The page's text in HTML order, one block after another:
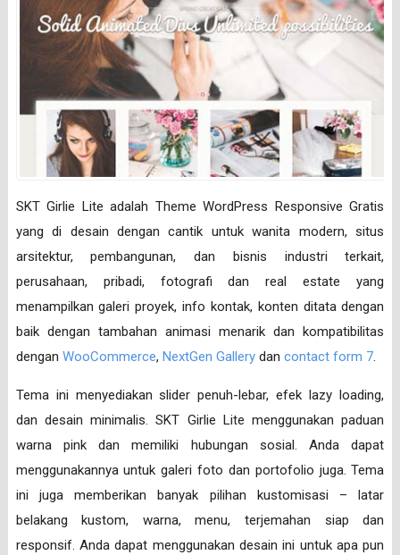
SKT Girlie Lite adalah Theme WordPress Responsive Gratis
yang di desain dengan cantik untuk wanita modern, situs
arsitektur, pembangunan, dan bisnis industri terkait,
perusahaan, pribadi, fotografi dan real estate yang
menampilkan galeri proyek, info kontak, konten ditata dengan
baik dengan tambahan animasi menarik dan kompatibilitas
dengan WooCommerce, NextGen Gallerydan contact form 7.
Tema ini menyediakan slider penuh-lebar, efek lazy loading,
dan desain minimalis. SKT Girlie Lite menggunakan paduan
warna pink dan memiliki hubungan sosial. Anda dapat
menggunakannya untuk galeri foto dan portofolio juga. Tema
ini juga memberikan banyak pilihan kustomisasi – latar
belakang kustom, warna, menu, terjemahan siap dan
responsif. Anda dapat menggunakan desain ini untuk apa pun